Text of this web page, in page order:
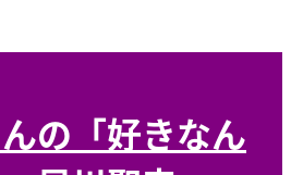
の「好きなん